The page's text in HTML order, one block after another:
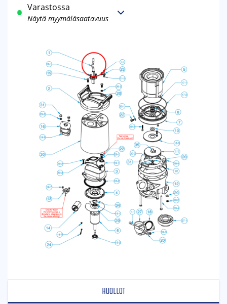
Varastossa
Näytä myymäläsaatavuus
HUOLLOT